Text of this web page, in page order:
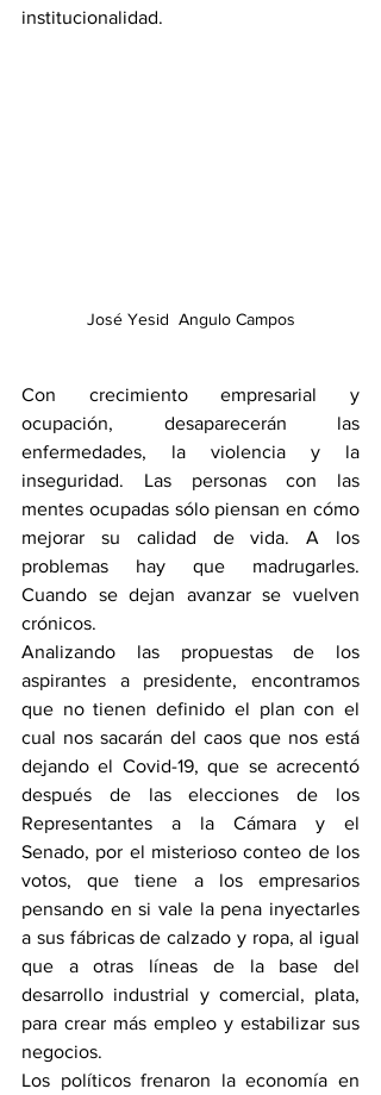
institucionalidad.
José Yesid  Angulo Campos
Con crecimiento empresarial y
ocupación, desaparecerán las
enfermedades, la violencia y la
inseguridad. Las personas con las
mentes ocupadas sólo piensan en cómo
mejorar su calidad de vida. A los
problemas hay que madrugarles.
Cuando se dejan avanzar se vuelven
crónicos.
Analizando las propuestas de los
aspirantes a presidente, encontramos
que no tienen definido el plan con el
cual nos sacarán del caos que nos está
dejando el Covid-19, que se acrecentó
después de las elecciones de los
Representantes a la Cámara y el
Senado, por el misterioso conteo de los
votos, que tiene a los empresarios
pensando en si vale la pena inyectarles
a sus fábricas de calzado y ropa, al igual
que a otras líneas de la base del
desarrollo industrial y comercial, plata,
para crear más empleo y estabilizar sus
negocios.
Los políticos frenaron la economía en